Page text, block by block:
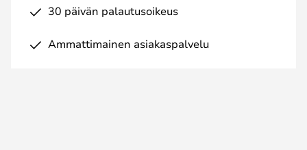
30 päivän palautusoikeus
Ammattimainen asiakaspalvelu